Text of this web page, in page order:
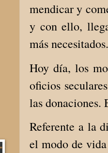
mendicar y
y con ello,
más
Hoy día, los
oficios
las donaciones.
Referente a la
el modo de